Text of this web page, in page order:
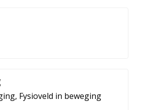
Fysioveld in beweging